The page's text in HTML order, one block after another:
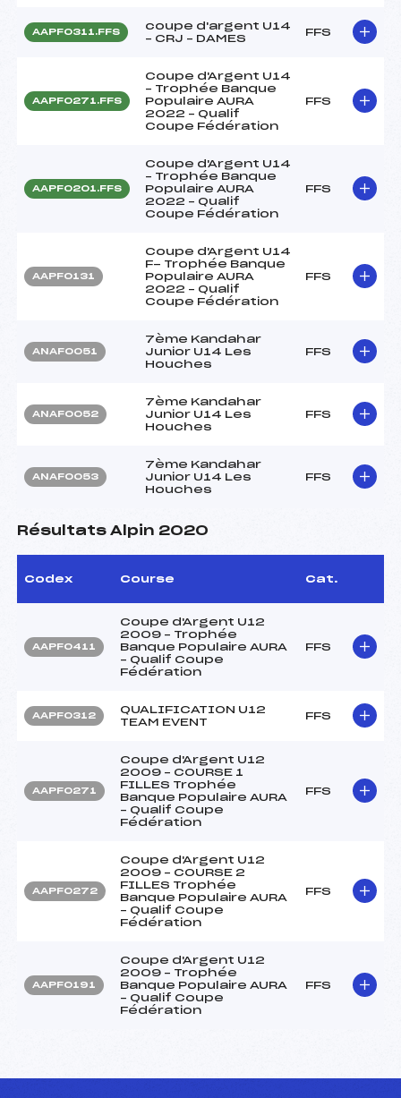
AAPF0311.FFS
coupe d'argent U14
– CRJ – DAMES
FFS
AAPF0271.FFS
Coupe d'Argent U14
– Trophée Banque
Populaire AURA
2022 – Qualif
Coupe Fédération
FFS
AAPF0201.FFS
Coupe d'Argent U14
– Trophée Banque
Populaire AURA
2022 – Qualif
Coupe Fédération
FFS
AAPF0131
Coupe d'Argent U14
F- Trophée Banque
Populaire AURA
2022 – Qualif
Coupe Fédération
FFS
ANAF0051
7ème Kandahar
Junior U14 Les
Houches
FFS
ANAF0052
7ème Kandahar
Junior U14 Les
Houches
FFS
ANAF0053
7ème Kandahar
Junior U14 Les
Houches
FFS
Résultats Alpin 2020
Codex Course Cat.
AAPF0411
Coupe d'Argent U12
2009 – Trophée
Banque Populaire AURA
– Qualif Coupe
Fédération
FFS
AAPF0312
QUALIFICATION U12
TEAM EVENT
FFS
AAPF0271
Coupe d'Argent U12
2009 – COURSE 1
FILLES Trophée
Banque Populaire AURA
– Qualif Coupe
Fédération
FFS
AAPF0272
Coupe d'Argent U12
2009 – COURSE 2
FILLES Trophée
Banque Populaire AURA
– Qualif Coupe
Fédération
FFS
AAPF0191
Coupe d'Argent U12
2009 – Trophée
Banque Populaire AURA
– Qualif Coupe
Fédération
FFS